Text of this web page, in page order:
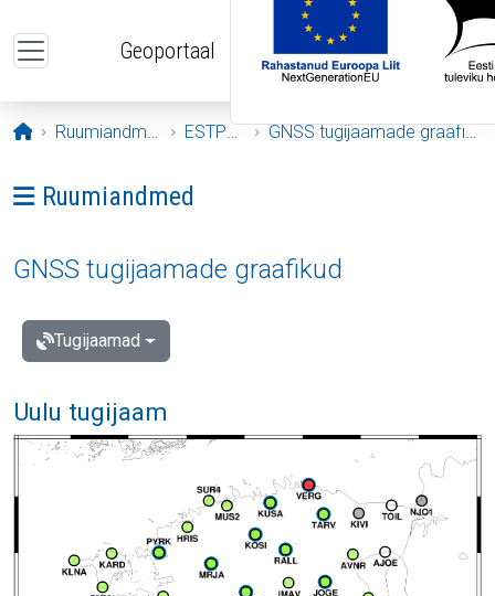
Geoportaal
Avaleht
Ruumiandmed ESTPOS GNSS tugijaamade graafikud
Ava menüü: Ruumiandmed
Ruumiandmed
GNSS tugijaamade graafikud
Tugijaamad
Uulu tugijaam